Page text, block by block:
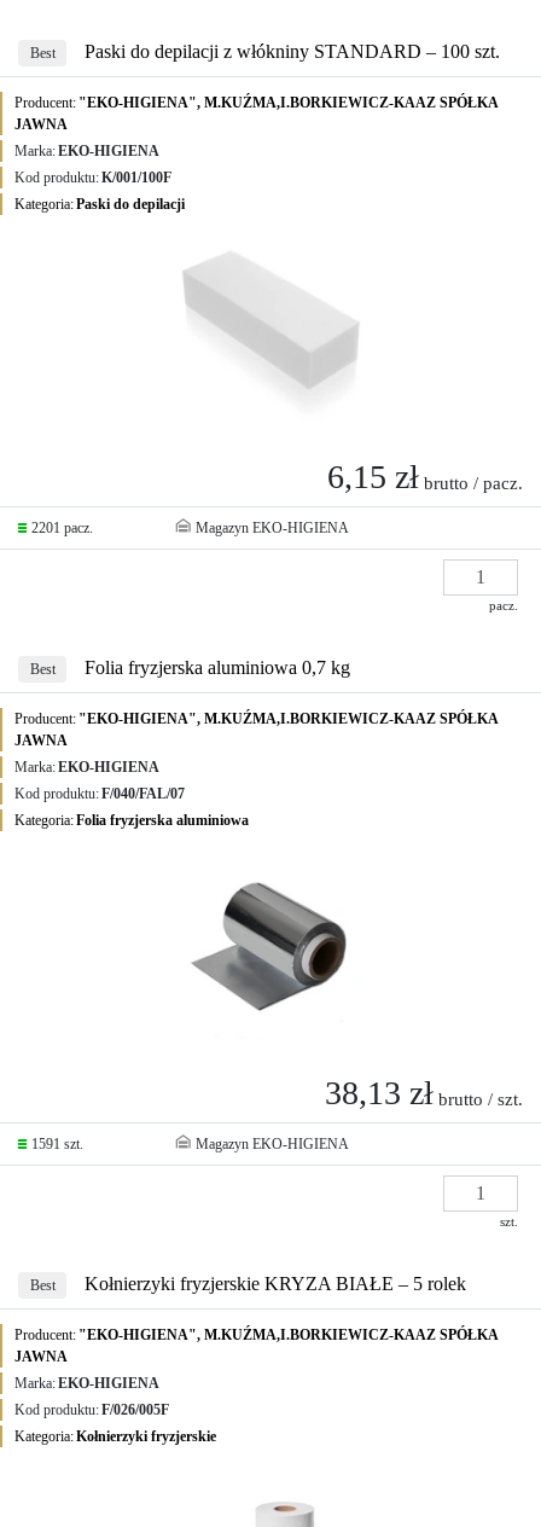
Best Paski do depilacji z włókniny STANDARD – 100 szt.
Producent: "EKO-HIGIENA", M.KUŹMA,I.BORKIEWICZ-KAAZ SPÓŁKA
JAWNA
Marka:EKO-HIGIENA
Kod produktu:K/001/100F
Kategoria:Paski do depilacji
6,15 zł brutto / pacz.
2201 pacz. Magazyn EKO-HIGIENA
pacz.
Best Folia fryzjerska aluminiowa 0,7 kg
Producent: "EKO-HIGIENA", M.KUŹMA,I.BORKIEWICZ-KAAZ SPÓŁKA
JAWNA
Marka:EKO-HIGIENA
Kod produktu:F/040/FAL/07
Kategoria:Folia fryzjerska aluminiowa
38,13 zł brutto / szt.
1591 szt. Magazyn EKO-HIGIENA
szt.
Best Kołnierzyki fryzjerskie KRYZA BIAŁE – 5 rolek
Producent: "EKO-HIGIENA", M.KUŹMA,I.BORKIEWICZ-KAAZ SPÓŁKA
JAWNA
Marka:EKO-HIGIENA
Kod produktu:F/026/005F
Kategoria:Kołnierzyki fryzjerskie